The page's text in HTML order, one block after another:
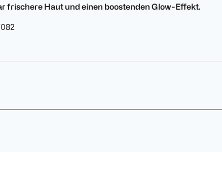
frischere Haut und einen boostenden Glow-Effekt.